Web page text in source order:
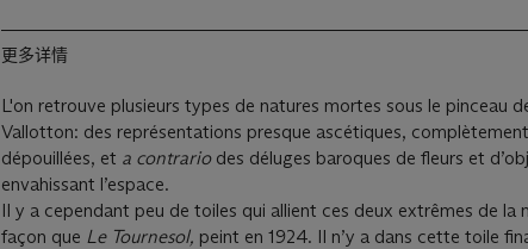
更多详情
L'on retrouve plusieurs types de natures mortes sous le pinceau
Vallotton: des représentations presque ascétiques, complètement
dépouillées, et a contrariodes déluges baroques de ﬂeurs et
envahissant l’espace.
Il y a cependant peu de toiles qui allient ces deux extrêmes de la
façon que Le Tournesol, peint en 1924. Il n’y a dans cette toile